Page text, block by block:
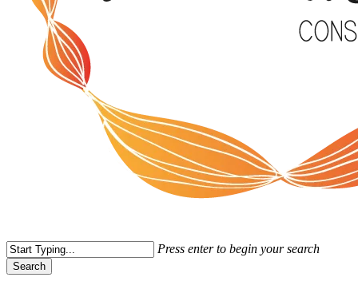
Press enter to begin your search
Search